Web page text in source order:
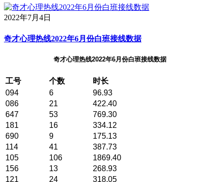
2022年7月4日
奇才心理热线2022年6月份白班接线数据
奇才心理热线2022年6月份白班接线数据
工号 个数
时长
094
6
96.93
086
21
422.40
647
53
769.30
181
16
334.12
690
9
175.13
114
41
387.73
105
106
1869.40
156
13
268.93
121
24 318.05